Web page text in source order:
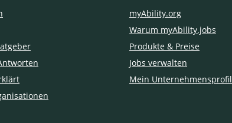
myAbility.org
Warum myAbility.jobs
Produkte & Preise
Jobs verwalten
Mein Unternehmensprofil